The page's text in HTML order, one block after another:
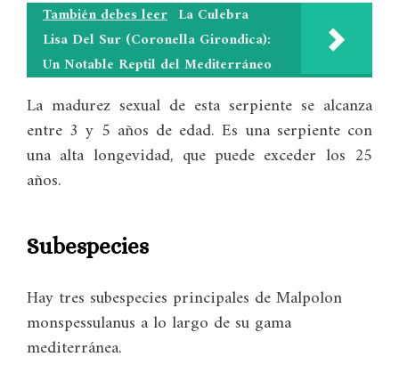
También debes leer La Culebra
Lisa Del Sur (Coronella Girondica):
Un Notable Reptil del Mediterráneo
La madurez sexual de esta serpiente se alcanza
entre 3 y 5 años de edad. Es una serpiente con
una alta longevidad, que puede exceder los 25
años.
Subespecies
Hay tres subespecies principales de Malpolon
monspessulanus a lo largo de su gama
mediterránea.